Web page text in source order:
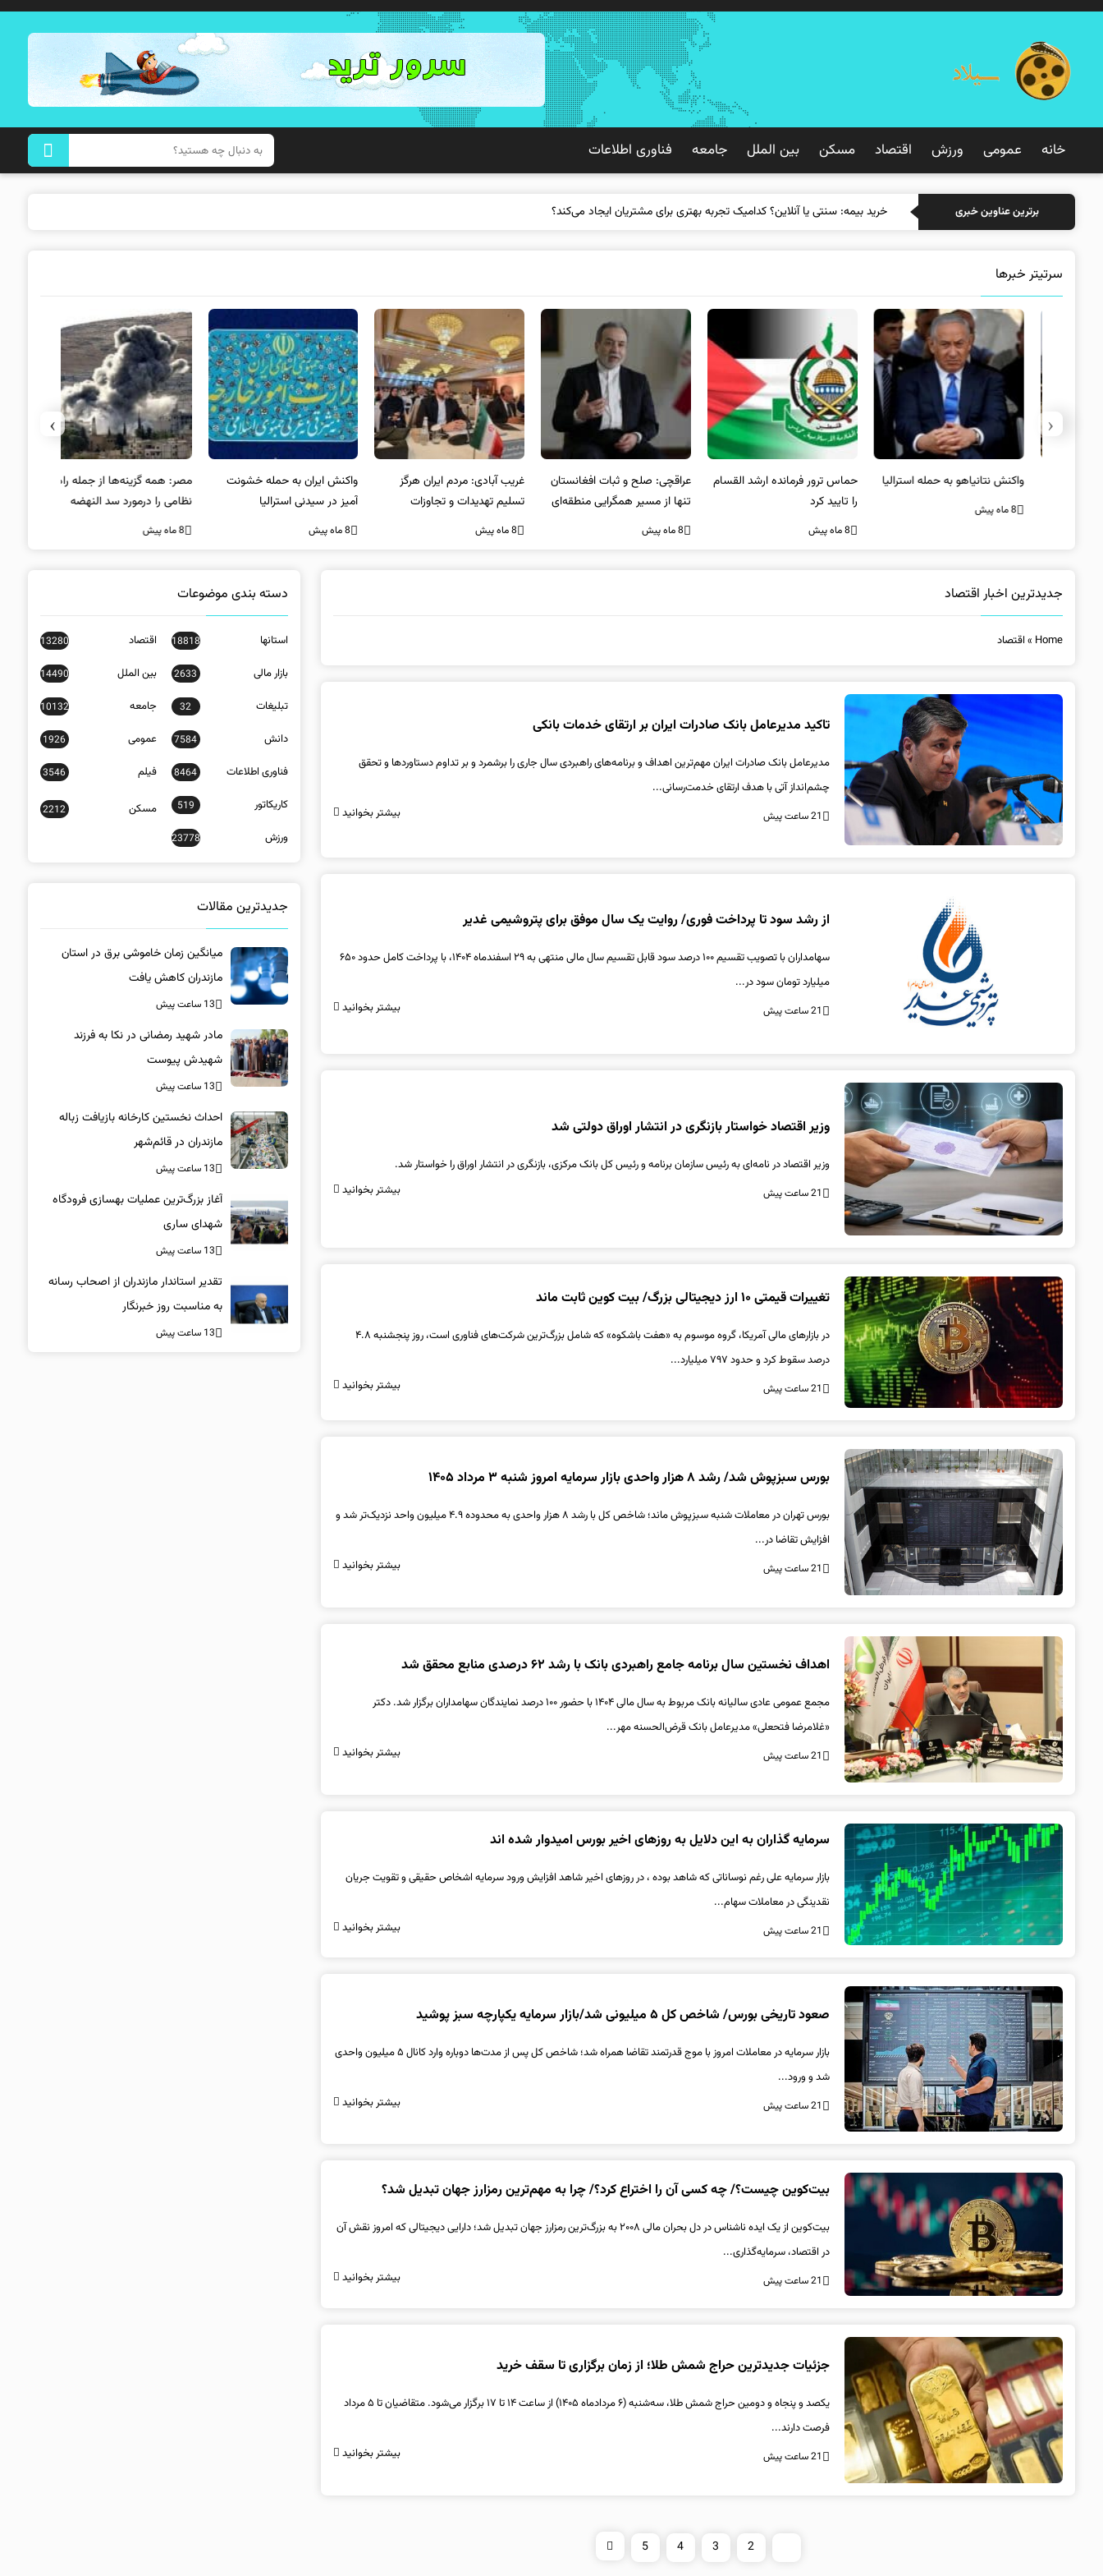
خانه عمومی ورزش اقتصاد مسکن بین الملل جامعه فناوری اطلاعات
برترین عناوین خبری خرید بی
سرتیتر خبرها
واکنش نتانیاهو به حمله استرالیا
حماس ترور فرمانده ارشد القسام
را تایید کرد
عراقچی: صلح و ثبات افغانستان
تنها از مسیر همگرایی منطقه‌ای
محقق می‌شود
غریب آبادی: مردم ایران هرگز
تسلیم تهدیدات و تجاوزات
نخواهند شد و متحد و منسجم
واکنش ایران به حمله خشونت
آمیز در سیدنی استرالیا
مصر: همه گزینه‌ها از جمله راه‌حل
نظامی را درمورد سد النهضه
بررسی می‌کنیم
‹
›
جدیدترین اخبار اقتصاد
Home
» اقتصاد
تاکید مدیرعامل بانک صادرات ایران بر ارتقای خدمات بانکی​
​مدیرعامل بانک صادرات ایران مهم‌ترین اهداف و برنامه‌های راهبردی سال جاری را برشمرد و بر تداوم دستاوردها و تحقق
چشم‌انداز آتی با هدف ارتقای خدمت‌رسانی...
21 ساعت پیش بیشتر بخوانید
از رشد سود تا پرداخت فوری/ روایت یک سال موفق برای پتروشیمی غدیر
سهامداران با تصویب تقسیم ۱۰۰ درصد سود قابل تقسیم سال مالی منتهی به ۲۹ اسفندماه ۱۴۰۴، با پرداخت کامل حدود ۶۵۰
میلیارد تومان سود در...
21 ساعت پیش بیشتر بخوانید
وزیر اقتصاد خواستار بازنگری در انتشار اوراق دولتی شد
وزیر اقتصاد در نامه‌ای به رئیس سازمان برنامه و رئیس کل بانک مرکزی، بازنگری در انتشار اوراق را خواستار شد.
21 ساعت پیش بیشتر بخوانید
تغییرات قیمتی ۱۰ ارز دیجیتالی بزرگ/ بیت کوین ثابت ماند
در بازارهای مالی آمریکا، گروه موسوم به «هفت باشکوه» که شامل بزرگ‌ترین شرکت‌های فناوری است، روز پنجشنبه ۴.۸
درصد سقوط کرد و حدود ۷۹۷ میلیارد...
21 ساعت پیش بیشتر بخوانید
بورس سبزپوش شد/ رشد ۸ هزار واحدی بازار سرمایه امروز شنبه ۳ مرداد ۱۴۰۵
بورس تهران در معاملات شنبه سبزپوش ماند؛ شاخص کل با رشد ۸ هزار واحدی به محدوده ۴.۹ میلیون واحد نزدیک‌تر شد و
افزایش تقاضا در...
21 ساعت پیش بیشتر بخوانید
اهداف نخستین سال برنامه جامع راهبردی بانک با رشد ۶۲ درصدی منابع محقق شد
مجمع عمومی عادی سالیانه بانک مربوط به سال مالی ۱۴۰۴ با حضور ۱۰۰ درصد نمایندگان سهامداران برگزار شد. دکتر
«غلامرضا فتحعلی» مدیرعامل بانک قرض‌الحسنه مهر...
21 ساعت پیش بیشتر بخوانید
سرمایه گذاران به این دلایل به روزهای اخیر بورس امیدوار شده اند
بازار سرمایه علی رغم نوساناتی که شاهد بوده ، در روزهای اخیر شاهد افزایش ورود سرمایه اشخاص حقیقی و تقویت جریان
نقدینگی در معاملات سهام...
21 ساعت پیش بیشتر بخوانید
صعود تاریخی بورس/ شاخص کل ۵ میلیونی شد/بازار سرمایه یکپارچه سبز پوشید
بازار سرمایه در معاملات امروز با موج قدرتمند تقاضا همراه شد؛ شاخص کل پس از مدت‌ها دوباره وارد کانال ۵ میلیون واحدی
شد و ورود...
21 ساعت پیش بیشتر بخوانید
بیت‌کوین چیست؟/ چه کسی آن را اختراع کرد؟/ چرا به مهم‌ترین رمزارز جهان تبدیل شد؟
بیت‌کوین از یک ایده ناشناس در دل بحران مالی ۲۰۰۸ به بزرگ‌ترین رمزارز جهان تبدیل شد؛ دارایی دیجیتالی که امروز نقش آن
در اقتصاد، سرمایه‌گذاری...
21 ساعت پیش بیشتر بخوانید
جزئیات جدیدترین حراج شمش طلا؛ از زمان برگزاری تا سقف خرید
یکصد و پنجاه و دومین حراج شمش طلا، سه‌شنبه (۶ مردادماه ۱۴۰۵) از ساعت ۱۴ تا ۱۷ برگزار می‌شود. متقاضیان تا ۵ مرداد
فرصت دارند...
21 ساعت پیش بیشتر بخوانید
2
3
4
5
دسته بندی موضوعات
استانها 18818 اقتصاد 13280
بازار مالی 2633 بین الملل 14490
تبلیغات 32 جامعه 10132
دانش 7584 عمومی 1926
فناوری اطلاعات 8464 فیلم 3546
کاریکاتور 519 مسکن 2212
ورزش 23778
جدیدترین مقالات
میانگین زمان خاموشی برق در استان
مازندران کاهش یافت
13 ساعت پیش
مادر شهید رمضانی در نکا به فرزند
شهیدش پیوست
13 ساعت پیش
احداث نخستین کارخانه بازیافت زباله
مازندران در قائم‌شهر
13 ساعت پیش
آغاز بزرگ‌ترین عملیات بهسازی فرودگاه
شهدای ساری
13 ساعت پیش
تقدیر استاندار مازندران از اصحاب رسانه
به مناسبت روز خبرنگار
13 ساعت پیش